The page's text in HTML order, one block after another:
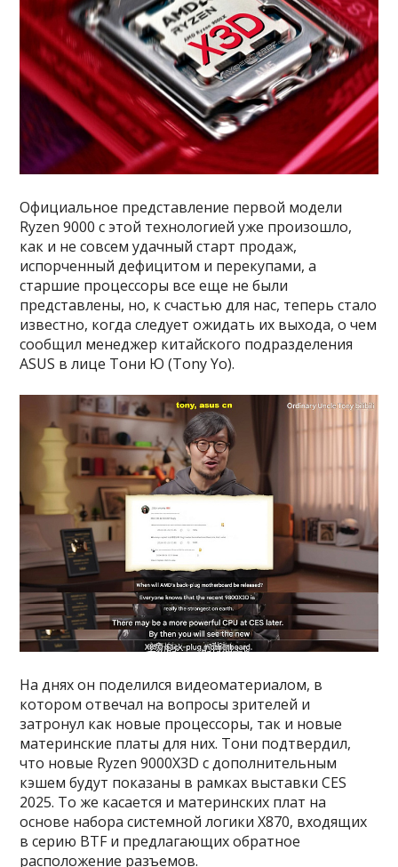
Официальное представление первой модели
Ryzen 9000 с этой технологией уже произошло,
как и не совсем удачный старт продаж,
испорченный дефицитом и перекупами, а
старшие процессоры все еще не были
представлены, но, к счастью для нас, теперь стало
известно, когда следует ожидать их выхода, о чем
сообщил менеджер китайского подразделения
ASUS в лице Тони Ю (Tony Yo).
На днях он поделился видеоматериалом, в
котором отвечал на вопросы зрителей и
затронул как новые процессоры, так и новые
материнские платы для них. Тони подтвердил,
что новые Ryzen 9000X3D с дополнительным
кэшем будут показаны в рамках выставки CES
2025. То же касается и материнских плат на
основе набора системной логики X870, входящих
в серию BTF и предлагающих обратное
расположение разъемов.